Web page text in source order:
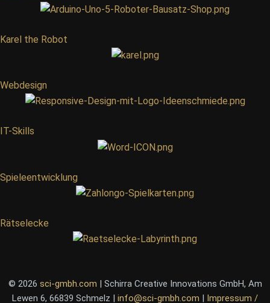
Karel the Robot
Webdesign
IT-Skills
Spieleentwicklung
Rätselecke
© 2026 sci-gmbh.com | Schirra Creative Innovations GmbH, Am
Lewen 6, 66839 Schmelz | info@sci-gmbh.com | Impressum /